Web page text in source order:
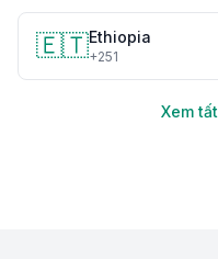
🇪🇹Ethiopia
+251
Xem